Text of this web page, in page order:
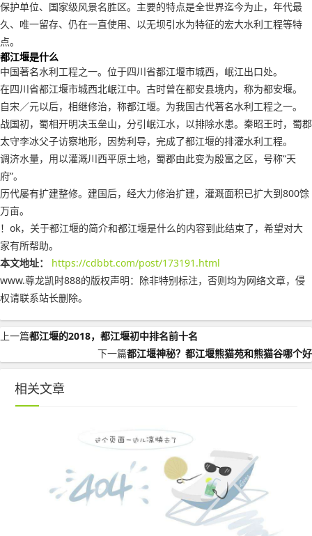
保护单位、国家级风景名胜区。主要的特点是全世界迄今为止，年代最
久、唯一留存、仍在一直使用、以无坝引水为特征的宏大水利工程等特
点。
都江堰是什么
中国著名水利工程之一。位于四川省都江堰市城西，岷江出口处。
在四川省都江堰市城西北岷江中。古时曾在都安县境内，称为都安堰。
自宋／元以后，相继修治，称都江堰。为我国古代著名水利工程之一。
战国初，蜀相开明决玉垒山，分引岷江水，以排除水患。秦昭王时，蜀郡
太守李冰父子访察地形，因势利导，完成了都江堰的排灌水利工程。
调济水量，用以灌溉川西平原土地，蜀郡由此变为殷富之区，号称“天
府”。
历代屡有扩建整修。建国后，经大力修治扩建，灌溉面积已扩大到800馀
万亩。
！ok，关于都江堰的简介和都江堰是什么的内容到此结束了，希望对大
家有所帮助。
本文地址：
https://cdbbt.com/post/173191.html
www.尊龙凯时888的版权声明： 除非特别标注，否则均为网络文章，侵
权请联系站长删除。
上一篇都江堰的2018，都江堰初中排名前十名
下一篇都江堰神秘？都江堰熊猫苑和熊猫谷哪个好
相关文章